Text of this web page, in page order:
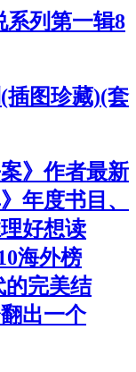
系列第一辑8
插图珍藏)(套
》作者最新
年度书目、
好想读
海外榜
的完美结
出一个